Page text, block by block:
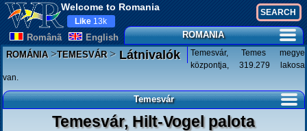
Welcome to Romania
Românã English
Like 13k
ROMANIA
ROMÁNIA>TEMESVÁR>Látnivalók
Temesvár, Temes megye
központja, 319.279 lakosa
van.
Temesvár
Temesvár, Hilt-Vogel palota